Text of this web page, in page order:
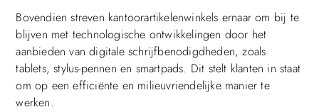
Bovendien streven kantoorartikelenwinkels ernaar om bij te
blijven met technologische ontwikkelingen door het
aanbieden van digitale schrijfbenodigdheden, zoals
tablets, stylus-pennen en smartpads. Dit stelt klanten in staat
om op een efficiënte en milieuvriendelijke manier te
werken.